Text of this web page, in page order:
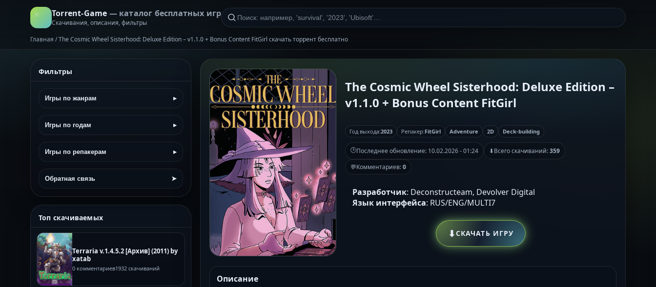
Torrent-Game — каталог бесплатных игр
Скачивания, описания, фильтры
Главная /The Cosmic Wheel Sisterhood: Deluxe Edition – v1.1.0 + Bonus Content FitGirl скачать торрент бесплатно
Фильтры
Игры по жанрам ▸
Игры по годам ▸
Игры по репакерам ▸
Обратная связь ➤
Топ скачиваемых
Terraria v.1.4.5.2 [Архив] (2011) by
xatab
0 комментариев1932 скачиваний
The Cosmic Wheel Sisterhood: Deluxe Edition –
v1.1.0 + Bonus Content FitGirl
Год выхода:2023 Репакер:FitGirl Adventure 2D Deck-building
🕒Последнее обновление: 10.02.2026 - 01:24 ⬇Всего скачиваний:359
💬Комментариев:0
Разработчик: Deconstructeam, Devolver Digital
Язык интерфейса: RUS/ENG/MULTI7
⬇СКАЧАТЬ ИГРУ
Описание